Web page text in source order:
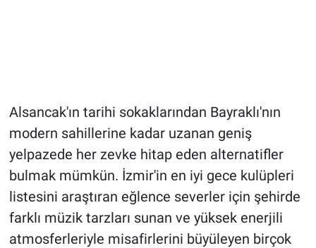
Alsancak'ın tarihi sokaklarından Bayraklı'nın
modern sahillerine kadar uzanan geniş
yelpazede her zevke hitap eden alternatifler
bulmak mümkün. İzmir'in en iyi gece kulüpleri
listesini araştıran eğlence severler için şehirde
farklı müzik tarzları sunan ve yüksek enerjili
atmosferleriyle misafirlerini büyüleyen birçok